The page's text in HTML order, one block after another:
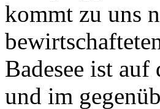
kommt zu uns
Badesee ist
und im